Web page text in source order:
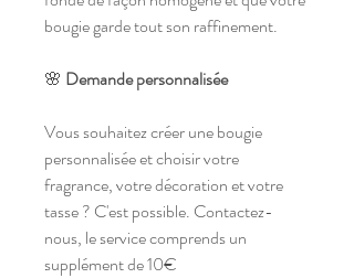
bougie garde tout son raffinement.
🌸 Demande personnalisée
Vous souhaitez créer une bougie
personnalisée et choisir votre
fragrance, votre décoration et votre
tasse ? C'est possible. Contactez-
nous, le service comprends un
supplément de 10€